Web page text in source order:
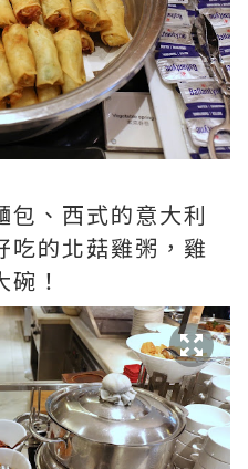
包、西式的意大利
吃的北菇雞粥，雞
！